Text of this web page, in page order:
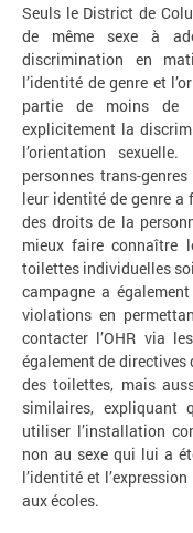
Seuls le District de
de même sexe à
discrimination en
l’identité de genre et
partie de moins de
explicitement la
l’orientation
personnes trans-
leur identité de genre a
des droits de la
mieux faire connaître
toilettes individuelles
campagne a
violations en
contacter l’OHR via
également de
des toilettes, mais
similaires, expliquant
utiliser l’installation
non au sexe qui lui a
l’identité et
aux écoles.